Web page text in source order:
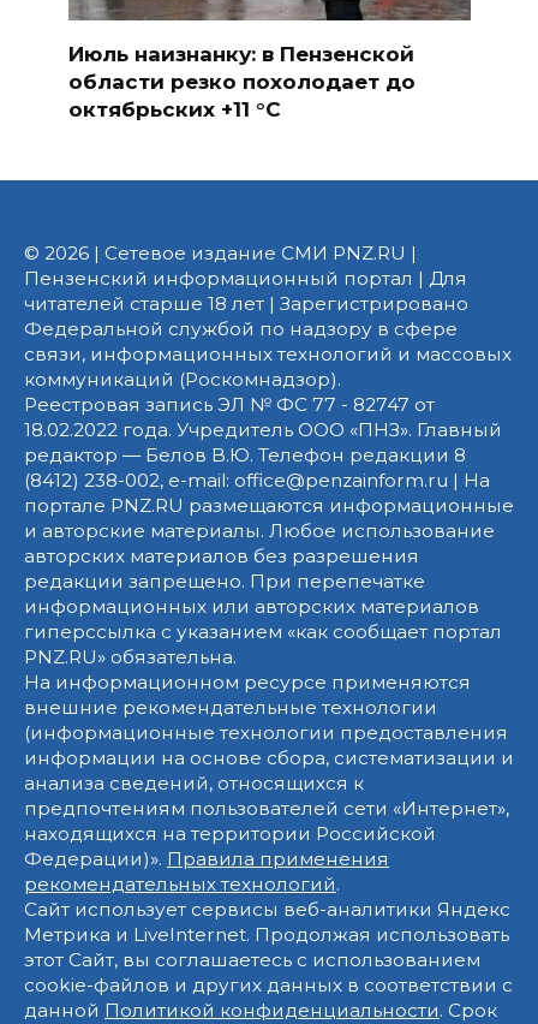
Июль наизнанку: в Пензенской
области резко похолодает до
октябрьских +11 °C
© 2026 | Сетевое издание СМИ PNZ.RU |
Пензенский информационный портал | Для
читателей старше 18 лет | Зарегистрировано
Федеральной службой по надзору в сфере
связи, информационных технологий и массовых
коммуникаций (Роскомнадзор).
Реестровая запись ЭЛ № ФС 77 - 82747 от
18.02.2022 года. Учредитель ООО «ПНЗ». Главный
редактор — Белов В.Ю. Телефон редакции 8
(8412) 238-002, e-mail: office@penzainform.ru | На
портале PNZ.RU размещаются информационные
и авторские материалы. Любое использование
авторских материалов без разрешения
редакции запрещено. При перепечатке
информационных или авторских материалов
гиперссылка с указанием «как сообщает портал
PNZ.RU» обязательна.
На информационном ресурсе применяются
внешние рекомендательные технологии
(информационные технологии предоставления
информации на основе сбора, систематизации и
анализа сведений, относящихся к
предпочтениям пользователей сети «Интернет»,
находящихся на территории Российской
Федерации)». Правила применения
рекомендательных технологий.
Сайт использует сервисы веб-аналитики Яндекс
Метрика и LiveInternet. Продолжая использовать
этот Сайт, вы соглашаетесь с использованием
cookie-файлов и других данных в соответствии с
данной Политикой конфиденциальности. Срок